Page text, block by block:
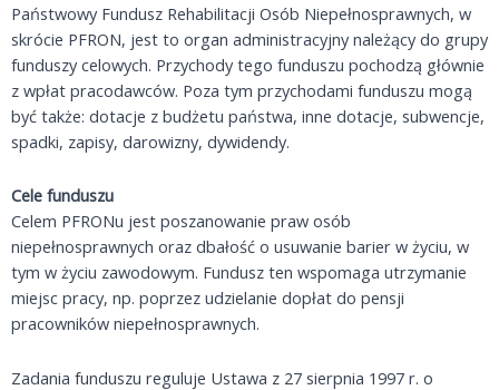
Państwowy Fundusz Rehabilitacji Osób Niepełnosprawnych, w
skrócie PFRON, jest to organ administracyjny należący do grupy
funduszy celowych. Przychody tego funduszu pochodzą głównie
z wpłat pracodawców. Poza tym przychodami funduszu mogą
być także: dotacje z budżetu państwa, inne dotacje, subwencje,
spadki, zapisy, darowizny, dywidendy.
Cele funduszu
Celem PFRONu jest poszanowanie praw osób
niepełnosprawnych oraz dbałość o usuwanie barier w życiu, w
tym w życiu zawodowym. Fundusz ten wspomaga utrzymanie
miejsc pracy, np. poprzez udzielanie dopłat do pensji
pracowników niepełnosprawnych.
Zadania funduszu reguluje Ustawa z 27 sierpnia 1997 r. o